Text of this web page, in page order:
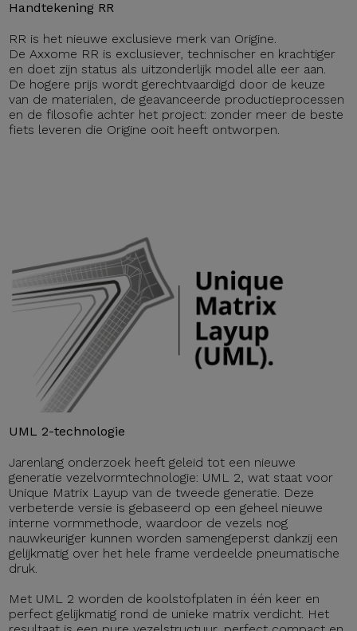
Handtekening RR
RR is het nieuwe exclusieve merk van Origine.
De Axxome RR is exclusiever, technischer en krachtiger
en doet zijn status als uitzonderlijk model alle eer aan.
De hogere prijs wordt gerechtvaardigd door de keuze
van de materialen, de geavanceerde productieprocessen
en de filosofie achter het project: zonder meer de beste
fiets leveren die Origine ooit heeft ontworpen.
UML 2-technologie
Jarenlang onderzoek heeft geleid tot een nieuwe
generatie vezelvormtechnologie: UML 2, wat staat voor
Unique Matrix Layup van de tweede generatie. Deze
verbeterde versie is gebaseerd op een geheel nieuwe
interne vormmethode, waardoor de vezels nog
nauwkeuriger kunnen worden samengeperst dankzij een
gelijkmatig over het hele frame verdeelde pneumatische
druk.
Met UML 2 worden de koolstofplaten in één keer en
perfect gelijkmatig rond de unieke matrix verdicht. Het